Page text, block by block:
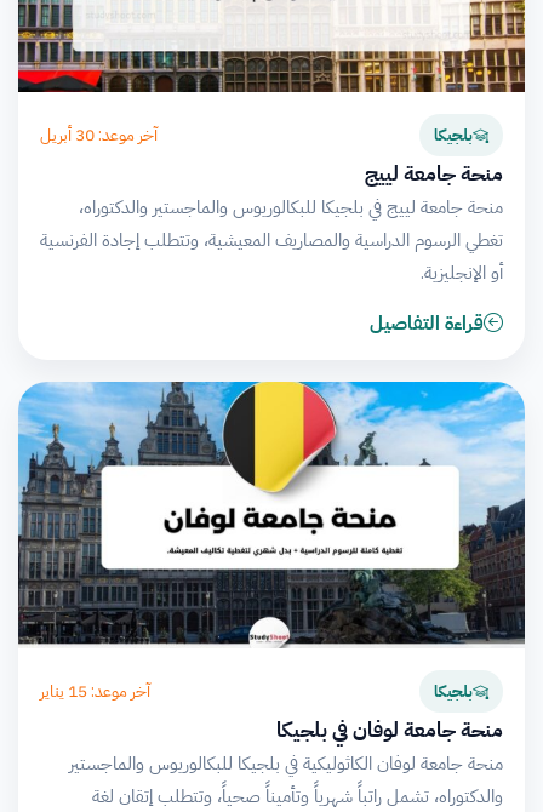
بلجيكا آخر موعد: 30 أبريل
منحة جامعة لييج
منحة جامعة لييج في بلجيكا للبكالوريوس والماجستير والدكتوراه،
تغطي الرسوم الدراسية والمصاريف المعيشية، وتتطلب إجادة الفرنسية
أو الإنجليزية.
قراءة التفاصيل
بلجيكا آخر موعد: 15 يناير
منحة جامعة لوفان في بلجيكا
منحة جامعة لوفان الكاثوليكية في بلجيكا للبكالوريوس والماجستير
والدكتوراه، تشمل راتباً شهرياً وتأميناً صحياً، وتتطلب إتقان لغة